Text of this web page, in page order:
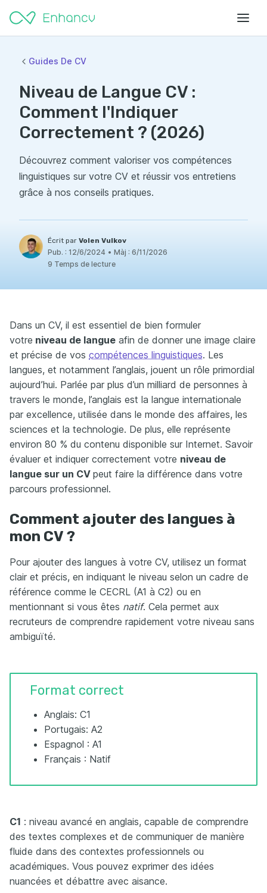
Guides De CV
Niveau de Langue CV :
Comment l'Indiquer
Correctement ? (2026)
Découvrez comment valoriser vos compétences
linguistiques sur votre CV et réussir vos entretiens
grâce à nos conseils pratiques.
Écrit par Volen Vulkov
Pub. : 12/6/2024 • Màj : 6/11/2026
9 Temps de lecture
Dans un CV, il est essentiel de bien formuler
votre niveau de langue afin de donner une image claire
et précise de vos compétences linguistiques. Les
langues, et notamment l’anglais, jouent un rôle primordial
aujourd’hui. Parlée par plus d’un milliard de personnes à
travers le monde, l’anglais est la langue internationale
par excellence, utilisée dans le monde des affaires, les
sciences et la technologie. De plus, elle représente
environ 80 % du contenu disponible sur Internet. Savoir
évaluer et indiquer correctement votre niveau de
langue sur un CV peut faire la différence dans votre
parcours professionnel.
Comment ajouter des langues à
mon CV ?
Pour ajouter des langues à votre CV, utilisez un format
clair et précis, en indiquant le niveau selon un cadre de
référence comme le CECRL (A1 à C2) ou en
mentionnant si vous êtes natif. Cela permet aux
recruteurs de comprendre rapidement votre niveau sans
ambiguïté.
Format correct
Anglais: C1
Portugais: A2
Espagnol : A1
Français : Natif
C1 : niveau avancé en anglais, capable de comprendre
des textes complexes et de communiquer de manière
fluide dans des contextes professionnels ou
académiques. Vous pouvez exprimer des idées
nuancées et débattre avec aisance.